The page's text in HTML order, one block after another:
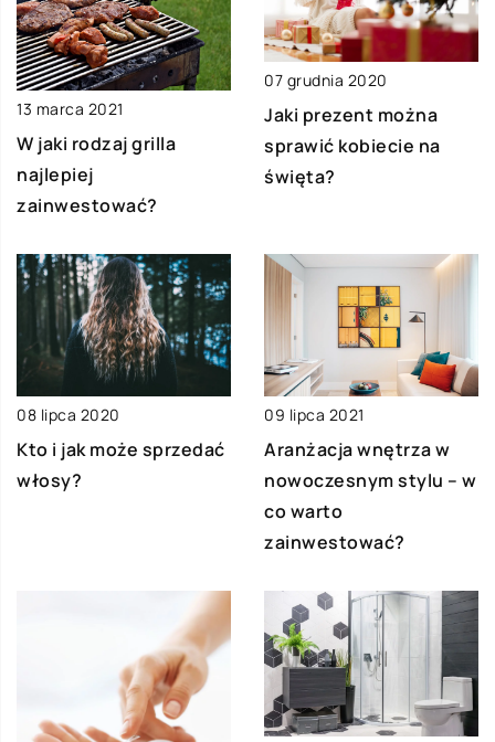
13 marca 2021
W jaki rodzaj grilla
najlepiej
zainwestować?
07 grudnia 2020
Jaki prezent można
sprawić kobiecie na
święta?
08 lipca 2020
Kto i jak może sprzedać
włosy?
09 lipca 2021
Aranżacja wnętrza w
nowoczesnym stylu – w
co warto
zainwestować?